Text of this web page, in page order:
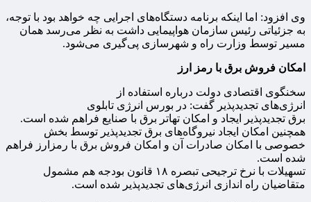
وی افزود: اما اینکه برنامه دستگاه‌های اجرایی چه خواهد بود با توجه،
به جزئیاتی رئیس سازمان هواپیمایی داشت به نظر می‌رسد همان
مسیر توسط وزارت راه و شهرسازی پی‌گیری می‌شود.
امکان فروش برق با رمز ارز
سخنگوی اقتصادی دولت درباره استفاده از
انرژی‌های تجدیدپذیر گفت: در بورس انرژی تابلوی
برق تجدیدپذیر ایجاد و امکان تهاتر برق با صنایع فراهم شده است.
همچنین امکان ایجاد نیروگاه‌های برق تجدیدپذیر توسط بخش
خصوصی با امکان صادرات آن و امکان فروش برق با رمزارز فراهم
شده است.
تسهیلات با نرخ ترجیحی تبصره ۱۸ قانون بودجه هم مشمول
متقاضیان راه اندازی انرژی‌های تجدیدپذیر شده است.